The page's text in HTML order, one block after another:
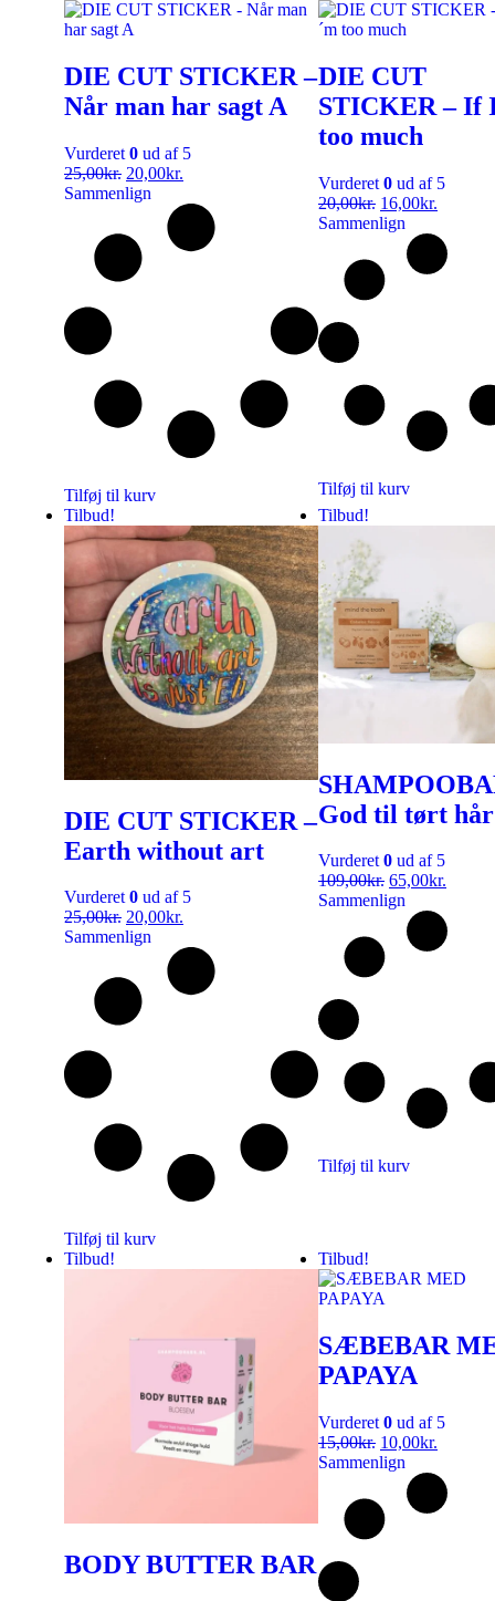
DIE CUT STICKER –
Når man har sagt A
Vurderet 0 ud af 5
25,00kr. 20,00kr.
Sammenlign
Tilføj til kurv
DIE CUT
STICKER – If
too much
Vurderet 0 ud af 5
20,00kr. 16,00kr.
Sammenlign
Tilføj til kurv
Tilbud!
DIE CUT STICKER –
Earth without art
Vurderet0 ud af 5
25,00kr. 20,00kr.
Sammenlign
Tilføj til kurv
Tilbud!
God til tørt hår
Vurderet0 ud af 5
109,00kr. 65,00kr.
Sammenlign
Tilføj til kurv
Tilbud!
BODY BUTTER BAR
Tilbud!
SÆBEBAR
PAPAYA
Vurderet 0 ud af 5
15,00kr. 10,00kr.
Sammenlign